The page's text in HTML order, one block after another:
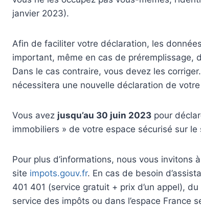
janvier 2023).
Afin de faciliter votre déclaration, les
important, même en cas de préremplissage,
Dans le cas contraire, vous devez les
nécessitera une nouvelle déclaration de
Vous avez jusqu’au 30 juin 2023 pour
immobiliers » de votre espace sécurisé sur le
Pour plus d’informations, nous vous invitons
site impots.gouv.fr. En cas de besoin
401 401 (service gratuit + prix d’un appel),
service des impôts ou dans l’espace France